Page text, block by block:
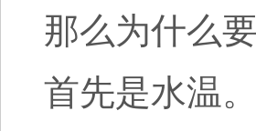
那么为什么
首先是水温